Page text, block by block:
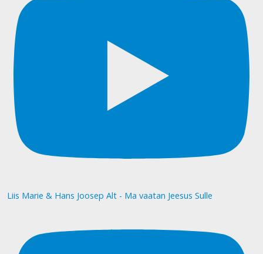
Liis Marie & Hans Joosep Alt - Ma vaatan Jeesus Sulle